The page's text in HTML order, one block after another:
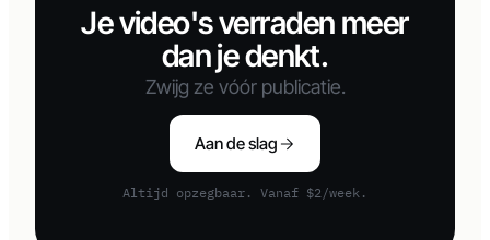
Je video's verraden meer
dan je denkt.
Zwijg ze vóór publicatie.
Aan de slag